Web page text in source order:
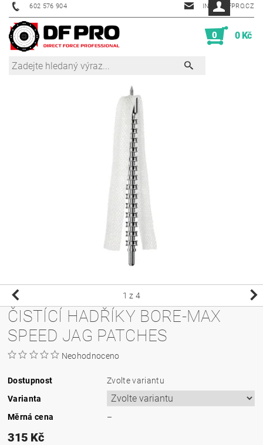
602 576 904 INFO@DFPRO.CZ
0 0 Kč
1 z 4
ČISTÍCÍ HADŘÍKY BORE-MAX
SPEED JAG PATCHES
Neohodnoceno
Dostupnost
Zvolte variantu
Varianta
Měrná cena
–
315 Kč